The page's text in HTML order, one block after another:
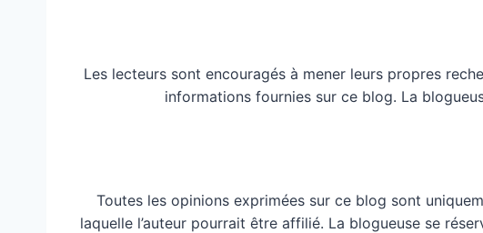
Les lecteurs sont encouragés à mener leurs propres
informations fournies sur ce blog. La
Toutes les opinions exprimées sur ce blog sont
laquelle l’auteur pourrait être affilié. La blogueuse se